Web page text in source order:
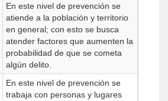
En este nivel de prevención se
atiende a la población y territorio
en general; con esto se busca
atender factores que aumenten la
probabilidad de que se cometa
algún delito.
En este nivel de prevención se
trabaja con personas y lugares